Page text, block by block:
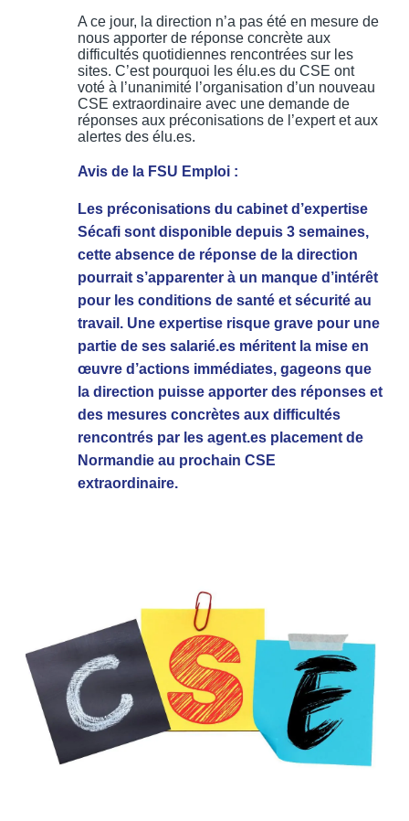
A ce jour, la direction n’a pas été en mesure de
nous apporter de réponse concrète aux
difficultés quotidiennes rencontrées sur les
sites. C’est pourquoi les élu.es du CSE ont
voté à l’unanimité l’organisation d’un nouveau
CSE extraordinaire avec une demande de
réponses aux préconisations de l’expert et aux
alertes des élu.es.
Avis de la FSU Emploi :
Les préconisations du cabinet d’expertise
Sécafi sont disponible depuis 3 semaines,
cette absence de réponse de la direction
pourrait s’apparenter à un manque d’intérêt
pour les conditions de santé et sécurité au
travail. Une expertise risque grave pour une
partie de ses salarié.es méritent la mise en
œuvre d’actions immédiates, gageons que
la direction puisse apporter des réponses et
des mesures concrètes aux difficultés
rencontrés par les agent.es placement de
Normandie au prochain CSE
extraordinaire.